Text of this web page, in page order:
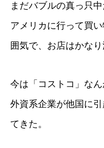
まだバブルの真っ只中
アメリカに行って買
囲気で、お店はかなり
今は「コストコ」な
外資系企業が他国に
てきた。